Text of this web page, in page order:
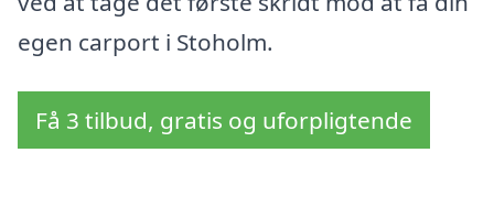
egen carport i Stoholm.
Få 3 tilbud, gratis og uforpligtende